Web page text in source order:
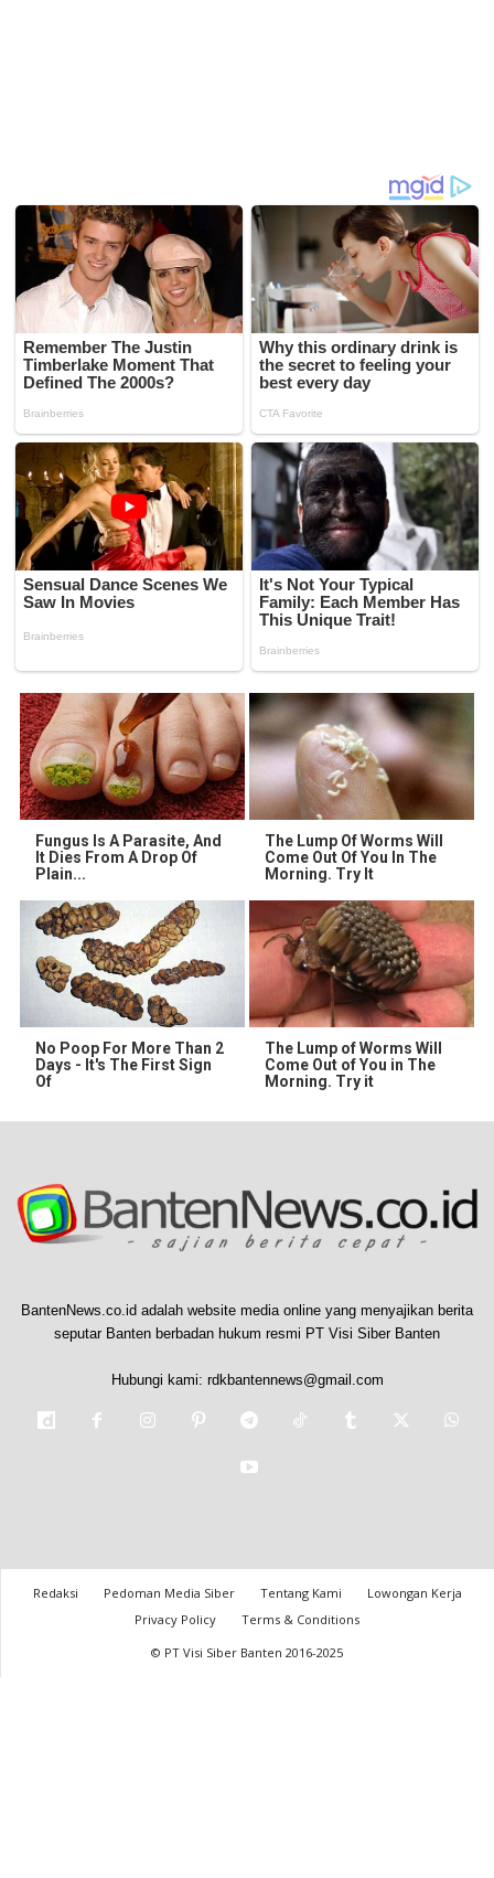
Fungus Is A Parasite, And
It Dies From A Drop Of
Plain...
The Lump Of Worms Will
Come Out Of You In The
Morning. Try It
No Poop For More Than 2
Days - It's The First Sign
Of
The Lump of Worms Will
Come Out of You in The
Morning. Try it
BantenNews.co.id adalah website media online yang menyajikan berita
seputar Banten berbadan hukum resmi PT Visi Siber Banten
Hubungi kami: rdkbantennews@gmail.com
Redaksi Pedoman Media Siber Tentang Kami
Lowongan Kerja
Privacy Policy
Terms & Conditions
© PT Visi Siber Banten 2016-2025